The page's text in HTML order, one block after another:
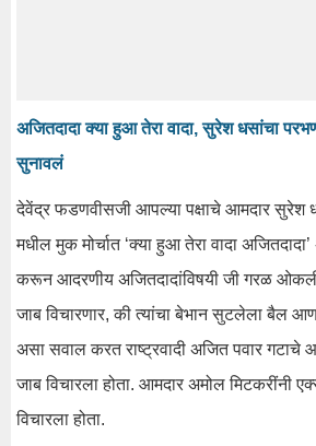
अजितदादा क्या हुआ तेरा वादा, सुरेश धसांचा
सुनावलं
देवेंद्र फडणवीसजी आपल्या पक्षाचे आमदार सुरेश
मधील मुक मोर्चात ‘क्या हुआ तेरा वादा
करून आदरणीय अजितदादांविषयी जी गरळ ओकली
जाब विचारणार, की त्यांचा बेभान सुटलेला बैल
असा सवाल करत राष्ट्रवादी अजित पवार गटाचे
जाब विचारला होता. आमदार अमोल मिटकरींनी
विचारला होता.